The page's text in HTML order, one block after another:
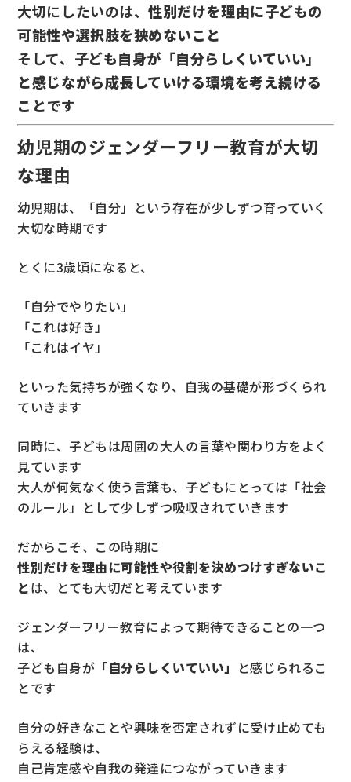
大切にしたいのは、性別だけを理由に子どもの
可能性や選択肢を狭めないこと
そして、 子ども自身が「自分らしくいていい」
と感じながら成長していける環境を考え続ける
ことです
幼児期のジェンダーフリー教育が大切
な理由
幼児期は、「自分」という存在が少しずつ育っていく
大切な時期です
とくに3歳頃になると、
「自分でやりたい」
「これは好き」
「これはイヤ」
といった気持ちが強くなり、自我の基礎が形づくられ
ていきます
同時に、子どもは周囲の大人の言葉や関わり方をよく
見ています
大人が何気なく使う言葉も、子どもにとっては「社会
のルール」として少しずつ吸収されていきます
だからこそ、この時期に
性別だけを理由に可能性や役割を決めつけすぎないこ
とは、とても大切だと考えています
ジェンダーフリー教育によって期待できることの一つ
は、
子ども自身が 「自分らしくいていい」 と感じられるこ
とです
自分の好きなことや興味を否定されずに受け止めても
らえる経験は、
自己肯定感や自我の発達につながっていきます